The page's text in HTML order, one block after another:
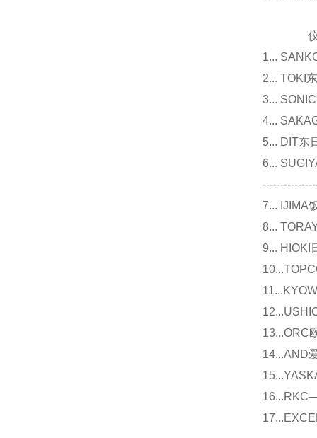
仪器
1...
2... TOKI
3...
4...
5... DIT东
6...
7... IJIMA
8...
9... HIOKI
13...ORC
14...AND